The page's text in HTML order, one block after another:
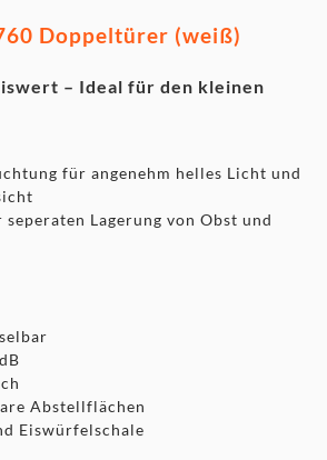
Doppeltürer (weiß)
– Ideal für den kleinen
für angenehm helles Licht und
Lagerung von Obst und
Abstellflächen
Eiswürfelschale